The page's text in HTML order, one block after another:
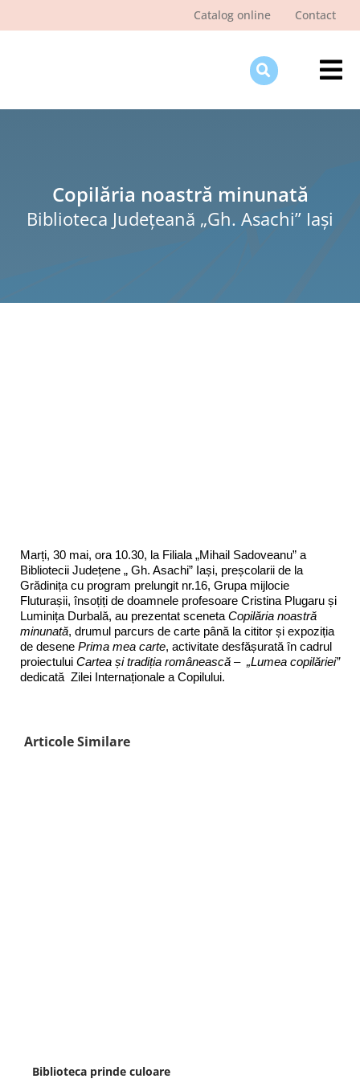
Catalog online Contact
Copilăria noastră minunată
Biblioteca Judeţeană „Gh. Asachi” Iaşi
Marți, 30 mai, ora 10.30, la Filiala „Mihail Sadoveanu” a
Bibliotecii Județene „ Gh. Asachi” Iași, preșcolarii de la
Grădinița cu program prelungit nr.16, Grupa mijlocie
Fluturașii, însoțiți de doamnele profesoare Cristina Plugaru și
Luminița Durbală, au prezentat sceneta Copilăria noastră
minunată, drumul parcurs de carte până la cititor și expoziția
de desene Prima mea carte, activitate desfășurată în cadrul
proiectului Cartea și tradiția românească – „Lumea copilăriei”
dedicată Zilei Internaționale a Copilului.
Articole Similare
Biblioteca prinde culoare